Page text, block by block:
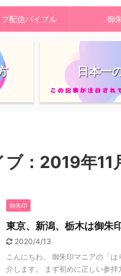
配信バイブル 御
日本一
：2019年11
御朱印
東京、新潟、栃木は御朱
2020/4/13
こんにちわ。 御朱印マニアの「
介します。 まず初めに正しい参